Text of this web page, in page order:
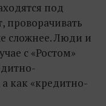
под
проворачивать
сложнее. Люди и
с «Ростом»
как «кредитно-